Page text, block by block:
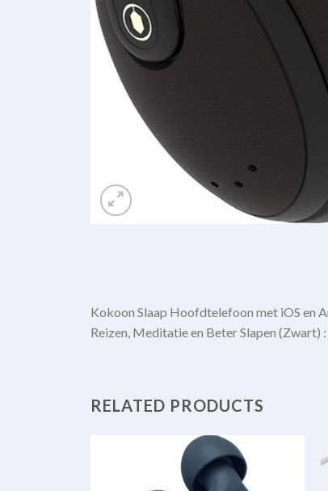
Kokoon Slaap Hoofdtelefoon met iOS en
Reizen, Meditatie en Beter Slapen (Zwart)
RELATED PRODUCTS